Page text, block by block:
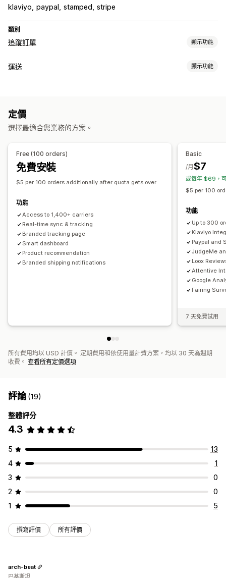
klaviyo paypal stamped stripe
類別
追蹤訂單 顯示功能
追蹤
通知
電子郵件 即時通知 簡訊
運送 顯示功能
定價
選擇最適合您業務的方案。
Free (100 orders)
免費安裝
$5 per 100 orders additionally after quota gets over
功能
Access to 1,400+ carriers
Real-time sync & tracking
Branded tracking page
Smart dashboard
Product recommendation
Branded shipping notifications
Basic
$7
/月
或每年 $69，
$5 per 100
功能
Up to 300
Klaviyo
Paypal and
JudgeMe
Loox
Attentive
Google
Fairing
7 天免費試用
所有費用均以 USD 計價。 定期費用和依使用量計費方案，均以 30 天為週期
收費。 查看所有定價選項
評論(19)
整體評分
4.3
5
13
4
1
3
0
2
0
1
5
撰寫評價 所有評價
arch-beat